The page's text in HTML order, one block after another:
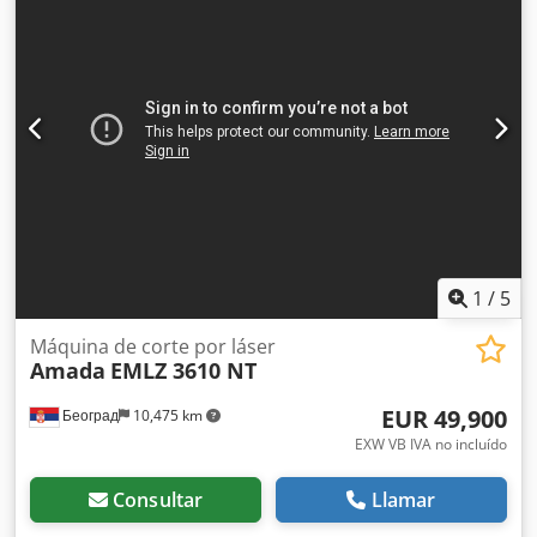
generadas durante el proceso de corte, manteniendo un
entorno de trabajo limpio y seguro. -Esta solución
completa de AMADA/Mitsubishi combina la
de funcionamiento: 51039 h. Sin herramienta de plegado.
Se dispone de documentación. Es posible realizar una
visita in situ. Dkedpfxjzgwxuo Ailor
1 / 5
Београд 10,475 km
Máquina de corte por láser
Amada EMLZ 3610 NT
EUR 49,900
EXW VB IVA no incluído
Consultar Llamar